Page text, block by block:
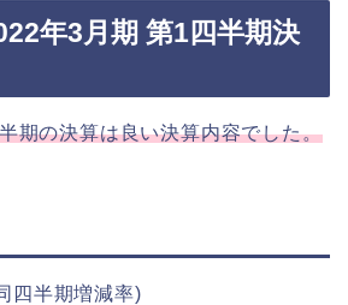
年3月期 第1四半期決
期の決算は良い決算内容でした。
四半期増減率)